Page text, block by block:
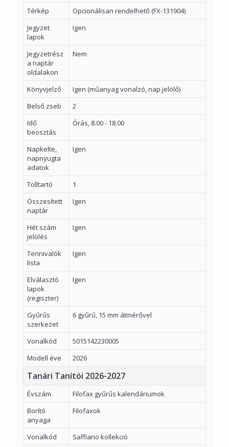
Térkép
Opcionálisan rendelhető (FX-131904)
Jegyzet
lapok
Igen
Jegyzetrész
a naptár
oldalakon
Nem
Könyvjelző
Igen (műanyag vonalzó, nap jelölő)
Belső zseb
2
Idő
beosztás
Órás, 8.00 - 18.00
Napkelte,
napnyugta
adatok
Igen
Tolltartó
1
Összesített
naptár
Igen
Hét szám
jelölés
Igen
Tennivalók
lista
Igen
Elválasztó
lapok
(regiszter)
Igen
Gyűrűs
szerkezet
6 gyűrű, 15 mm átmérővel
Vonalkód
5015142230005
Modell éve
2026
Tanári Tanítói 2026-2027
Évszám
Filofax gyűrűs kalendáriumok
Borító
anyaga
Filofaxok
Vonalkód Saffiano kollekció